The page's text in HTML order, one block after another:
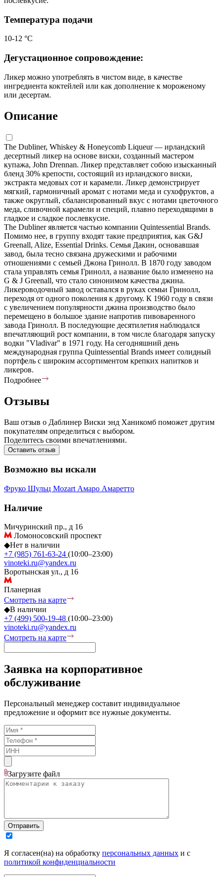
Температура подачи
10-12 °С
Дегустационное сопровождение:
Ликер можно употреблять в чистом виде, в качестве
ингредиента коктейлей или как дополнение к мороженому
или десертам.
Описание
The Dubliner, Whiskey & Honeycomb Liqueur — ирландский
десертный ликер на основе виски, созданный мастером
купажа, John Drennan. Ликер представляет собою изысканный
бленд 30% крепости, состоящий из ирландского виски,
экстракта медовых сот и карамели. Ликер демонстрирует
мягкий, гармоничный аромат с нотами меда и сухофруктов, а
также округлый, сбалансированный вкус с нотами цветочного
меда, сливочной карамели и специй, плавно переходящими в
гладкое и сладкое послевкусие.
The Dubliner является частью компании Quintessential Brands.
Помимо нее, в группу входят такие предприятия, как G&J
Greenall, Alize, Essential Drinks. Семья Дакин, основавшая
завод, была тесно связана дружескими и рабочими
отношениями с семьей Джона Гринолл. В 1870 году заводом
стала управлять семья Гринолл, а название было изменено на
G & J Greenall, что стало синонимом качества джина.
Ликероводочный завод оставался в руках семьи Гринолл,
переходя от одного поколения к другому. К 1960 году в связи
с увеличением популярности джина производство было
перемещено в большое здание напротив пивоваренного
завода Гринолл. В последующие десятилетия наблюдался
впечатляющий рост компании, в том числе благодаря запуску
водки "Vladivar" в 1971 году. На сегодняшний день
международная группа Quintessential Brands имеет солидный
портфель с широким ассортиментом крепких напитков и
ликеров.
Подробнее
Отзывы
Ваш отзыв о Даблинер Виски энд Ханикомб поможет другим
покупателям определиться с выбором.
Поделитесь своими впечатлениями.
Оставить отзыв
Возможно вы искали
Фруко Шульц Mozart Амаро Амаретто
Наличие
Мичуринский пр., д 16
Ломоносовский проспект
◆Нет в наличии
+7 (985) 761-63-24 (10:00–23:00)
vinoteki.ru@yandex.ru
Воротынская ул., д 16
Планерная
Смотреть на карте
◆В наличии
+7 (499) 500-19-48 (10:00–23:00)
vinoteki.ru@yandex.ru
Смотреть на карте
Заявка на корпоративное
обслуживание
Персональный менеджер составит индивидуальное
предложение и оформит все нужные документы.
Загрузите файл
Отправить
Я согласен(на) на обработку персональных данных и с
политикой конфиденциальности